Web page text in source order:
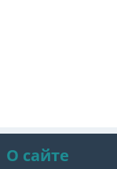
О сайте